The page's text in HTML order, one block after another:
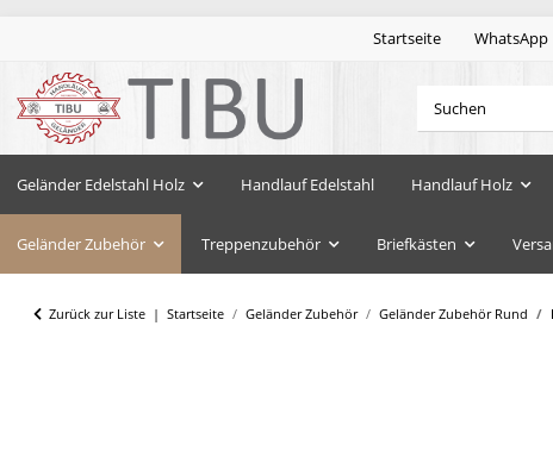
Startseite WhatsApp
Geländer Edelstahl Holz Handlauf Edelstahl Handlauf Holz
Geländer Zubehör Treppenzubehör Briefkästen
Zurück zur Liste Startseite Geländer Zubehör Geländer Zubehör Rund